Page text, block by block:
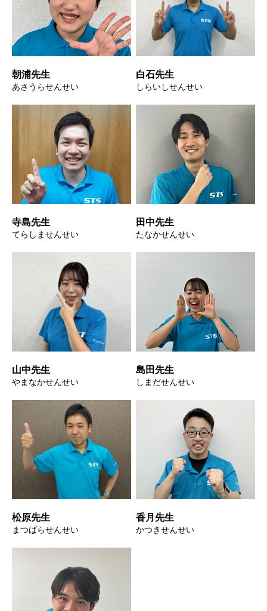
朝浦先生
あさうらせんせい
白石先生
しらいしせんせい
寺島先生
てらしませんせい
田中先生
たなかせんせい
山中先生
やまなかせんせい
島田先生
しまだせんせい
松原先生
まつばらせんせい
香月先生
かつきせんせい